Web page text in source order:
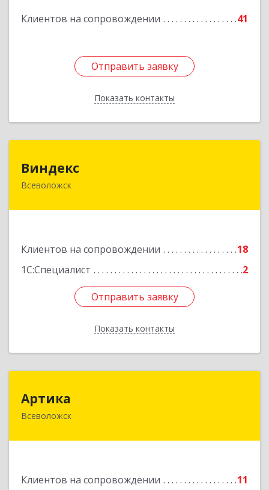
Клиентов на сопровождении 41
Отправить заявку
Показать контакты
Отправить заявку
Назад
Виндекс
Всеволожск
Клиентов на сопровождении
18
1С:Специалист
2
Отправить заявку
Показать контакты
188643, Ленинградская обл, Всеволожский р-н,
Подробнее
Отправить заявку
Назад
Артика
Всеволожск
Клиентов на сопровождении 11
188645, Ленинградская обл, Всеволожск г,